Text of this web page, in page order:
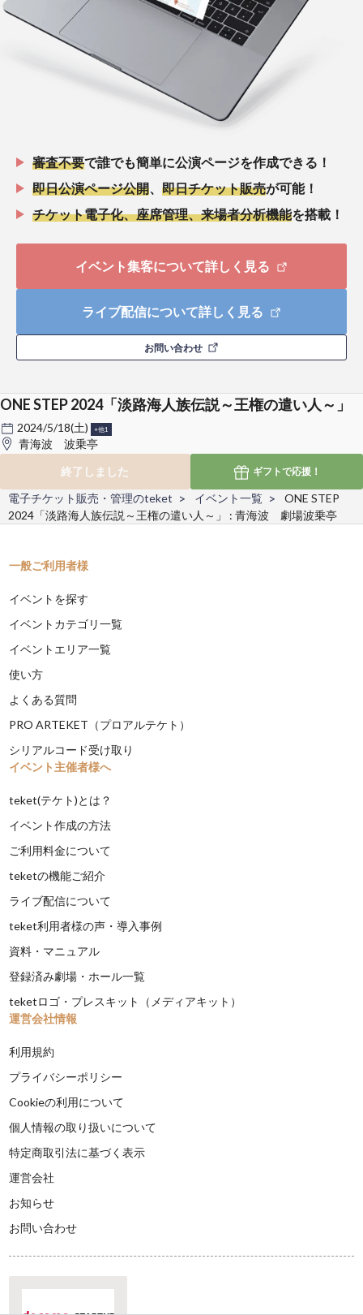
審査不要で誰でも簡単に公演ページを作成できる！
即日公演ページ公開
即日チケット販売が可能！
チケット電子化、座席管理、来場者分析機能を搭載！
イベント集客について詳しく見る
ライブ配信について詳しく見る
お問い合わせ
ONE STEP 2024「淡路海人族伝説～王権の遣い人～」
2024/5/18(土) +他1
青海波 波乗亭
終了しました
ギフトで応援！
電子チケット販売・管理のteket イベント一覧
ONE STEP
2024「淡路海人族伝説～王権の遣い人～」 : 青海波 劇場波乗亭
一般ご利用者様
イベントを探す
イベントカテゴリ一覧
イベントエリア一覧
使い方
よくある質問
PRO ARTEKET（プロアルテケト）
シリアルコード受け取り
イベント主催者様へ
teket(テケト)とは？
イベント作成の方法
ご利用料金について
teketの機能ご紹介
ライブ配信について
teket利用者様の声・導入事例
資料・マニュアル
登録済み劇場・ホール一覧
teketロゴ・プレスキット（メディアキット）
運営会社情報
利用規約
プライバシーポリシー
Cookieの利用について
個人情報の取り扱いについて
特定商取引法に基づく表示
運営会社
お知らせ
お問い合わせ